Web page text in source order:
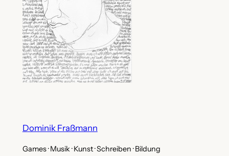
Dominik Fraßmann
Games · Musik · Kunst · Schreiben · Bildung